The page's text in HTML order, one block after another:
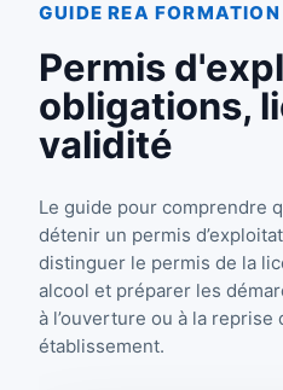
GUIDE REA FORMATION
Permis
obligations,
validité
Le guide pour comprendre
détenir un permis
distinguer le permis de la
alcool et préparer les
à l’ouverture ou à la reprise
établissement.